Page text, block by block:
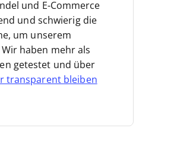
und E-Commerce
und schwierig die
um unserem
Wir haben mehr als
getestet und über
transparent bleiben